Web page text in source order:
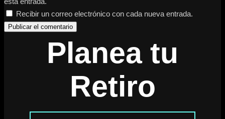
Recibir un correo electrónico con cada nueva entrada.
Planea tu
Retiro